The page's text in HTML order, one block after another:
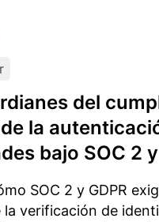
del
la
bajo SOC 2 y
SOC 2 y GDPR
la verificación de